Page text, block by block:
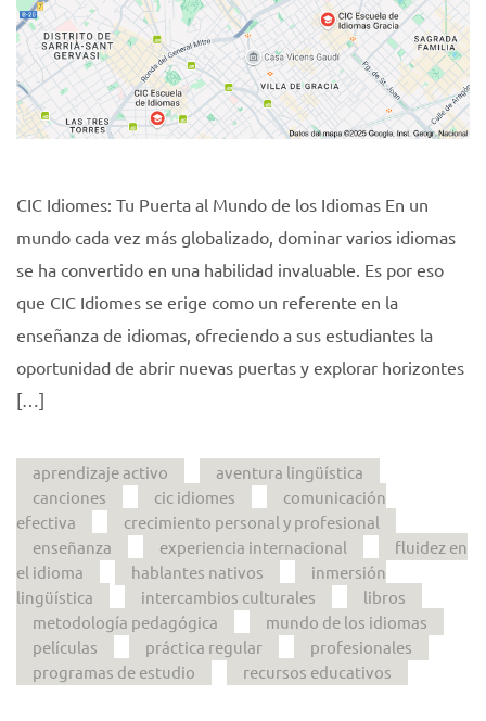
CIC Idiomes: Tu Puerta al Mundo de los Idiomas En un
mundo cada vez más globalizado, dominar varios idiomas
se ha convertido en una habilidad invaluable. Es por eso
que CIC Idiomes se erige como un referente en la
enseñanza de idiomas, ofreciendo a sus estudiantes la
oportunidad de abrir nuevas puertas y explorar horizontes
[…]
aprendizaje activo
aventura lingüística
canciones
cic idiomes
comunicación
efectiva
crecimiento personal y profesional
enseñanza
experiencia internacional
fluidez en
el idioma
hablantes nativos
inmersión
lingüística
intercambios culturales
libros
metodología pedagógica
mundo de los idiomas
películas
práctica regular
profesionales
programas de estudio
recursos educativos